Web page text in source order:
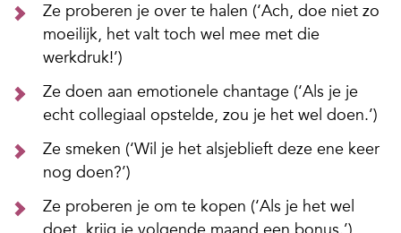
Ze proberen je over te halen (‘Ach, doe niet zo
moeilijk, het valt toch wel mee met die
werkdruk!’)
Ze doen aan emotionele chantage (‘Als je je
echt collegiaal opstelde, zou je het wel doen.’)
Ze smeken (‘Wil je het alsjeblieft deze ene keer
nog doen?’)
Ze proberen je om te kopen (‘Als je het wel